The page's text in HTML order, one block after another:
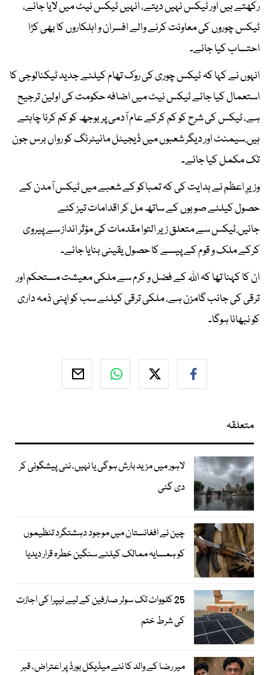
رکھتے ہیں اور ٹیکس نہیں دیتے، انہیں ٹیکس نیٹ میں لایا جائے،
ٹیکس چوروں کی معاونت کرنے والے افسران و اہلکاروں کا بھی کڑا
احتساب کیا جائے۔
انہوں نے کہا کہ ٹیکس چوری کی روک تھام کیلئے جدید ٹیکنالوجی کا
استعمال کیا جائے ٹیکس نیٹ میں اضافہ حکومت کی اولین ترجیح
ہے، ٹیکس کی شرح کو کم کرکے عام آدمی پر بوجھ کو کم کرنا چاہتے
ہیں.سیمنٹ اور دیگر شعبوں میں ڈیجیٹل مانیٹرنگ کو رواں برس جون
تک مکمل کیا جائے۔
وزیرِ اعظم نے ہدایت کی کہ تمباکو کے شعبے میں ٹیکس آمدن کے
حصول کیلئے صوبوں کے ساتھ مل کر اقدامات تیز کئے
جائیں.ٹیکس سے متعلق زیر التوا مقدمات کی مؤثر انداز سے پیروی
کرکے ملک و قوم کے پیسے کا حصول یقینی بنایا جائے۔
ان کا کہنا تھا کہ اللہ کے فضل و کرم سے ملکی معیشت مستحکم اور
ترقی کی جانب گامزن ہے، ملکی ترقی کیلئے سب کو اپنی ذمہ داری
کو نبھانا ہوگا۔
متعلقہ
لاہور میں مزید بارش ہوگی یا نہیں، نئی پیشگوئی کر
دی گئی
چین نے افغانستان میں موجود دہشتگرد تنظیموں
کو ہمسایہ ممالک کیلئے سنگین خطرہ قرار دیدیا
25 کلوواٹ تک سولر صارفین کے لیے نیپرا کی اجازت
کی شرط ختم
میر رضا کے والد کا نئے میڈیکل بورڈ پر اعتراض، قبر